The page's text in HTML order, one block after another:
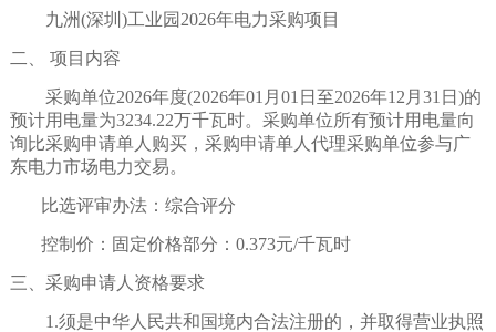
九洲(深圳)工业园2026年电力采购项目
二、 项目内容
采购单位2026年度(2026年01月01日至2026年12月31日)的
预计用电量为3234.22万千瓦时。采购单位所有预计用电量向
询比采购申请单人购买，采购申请单人代理采购单位参与广
东电力市场电力交易。
比选评审办法：综合评分
控制价：固定价格部分：0.373元/千瓦时
三、 采购申请人 资格要求
1.须是中华人民共和国境内合法注册的，并取得营业执照